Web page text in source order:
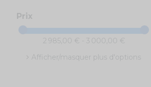
Prix
2 985,00 € - 3 000,00 €
Afficher/masquer plus d'options